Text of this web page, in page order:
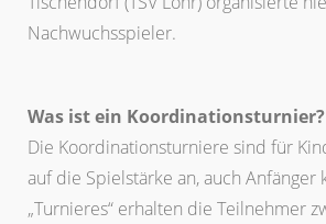
Nachwuchsspieler.
Was ist ein Koordinationsturnier?
Die Koordinationsturniere sind für
auf die Spielstärke an, auch
„Turnieres“ erhalten die Teilnehmer